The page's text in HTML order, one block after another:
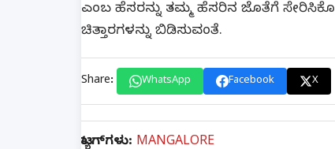
ಎಂಬ ಹೆಸರನ್ನು ತಮ್ಮ ಹೆಸರಿನ ಜೊತೆಗೆ
ಚಿತ್ತಾರಗಳನ್ನು ಬಿಡಿಸುವಂತೆ.
Share: WhatsApp Facebook X
ಟ್ಯಾಗ್‌ಗಳು: MANGALORE